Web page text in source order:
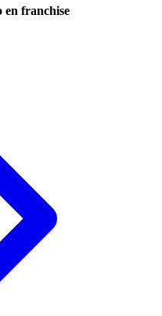
en franchise